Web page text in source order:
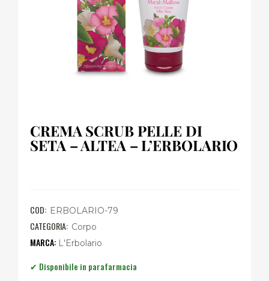
CREMA SCRUB PELLE DI
SETA – ALTEA – L’ERBOLARIO
COD: ERBOLARIO-79
CATEGORIA: Corpo
L'Erbolario